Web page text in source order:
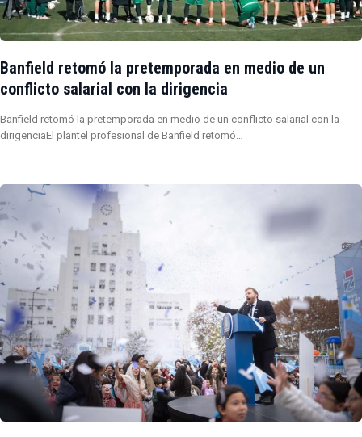
Banfield retomó la pretemporada en medio de un
conflicto salarial con la dirigencia
Banfield retomó la pretemporada en medio de un conflicto salarial con la
dirigenciaEl plantel profesional de Banfield retomó…